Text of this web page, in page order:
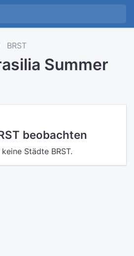
BRST
Summer
beobachten
Städte BRST.